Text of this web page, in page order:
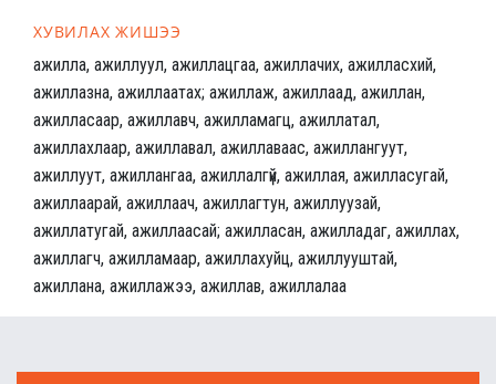
ХУВИЛАХ ЖИШЭЭ
ажилла, ажиллуул, ажиллацгаа, ажиллачих, ажилласхий,
ажиллазна, ажиллаатах; ажиллаж, ажиллаад, ажиллан,
ажилласаар, ажиллавч, ажилламагц, ажиллатал,
ажиллахлаар, ажиллавал, ажиллаваас, ажиллангуут,
ажиллуут, ажиллангаа, ажиллалгүй, ажиллая, ажилласугай,
ажиллаарай, ажиллаач, ажиллагтун, ажиллуузай,
ажиллатугай, ажиллаасай; ажилласан, ажилладаг, ажиллах,
ажиллагч, ажилламаар, ажиллахуйц, ажиллууштай,
ажиллана, ажиллажээ, ажиллав, ажиллалаа